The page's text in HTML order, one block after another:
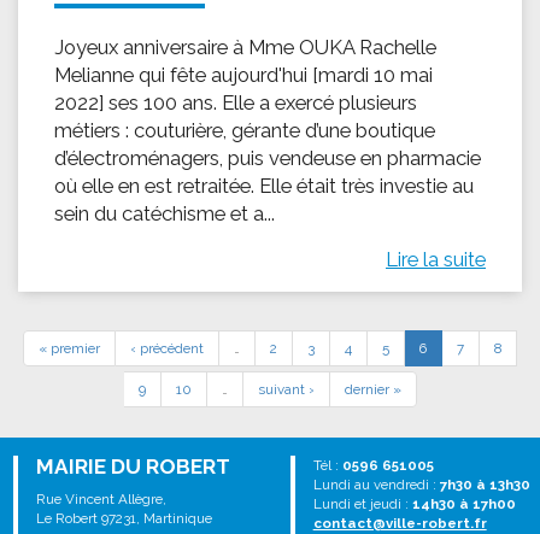
Joyeux anniversaire à Mme OUKA Rachelle
Melianne qui fête aujourd'hui [mardi 10 mai
2022] ses 100 ans. Elle a exercé plusieurs
métiers : couturière, gérante d’une boutique
d’électroménagers, puis vendeuse en pharmacie
où elle en est retraitée. Elle était très investie au
sein du catéchisme et a...
Lire la suite
« premier ‹ précédent … 2 3 4 5 6 7 8
9 10 … suivant › dernier »
MAIRIE DU ROBERT
Rue Vincent Allègre,
Le Robert 97231, Martinique
Tél : 0596 651005
Lundi au vendredi : 7h30 à 13h30
Lundi et jeudi : 14h30 à 17h00
contact@ville-robert.fr